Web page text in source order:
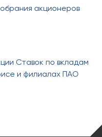
акционеров
Ставок по вкладам
и филиалах ПАО